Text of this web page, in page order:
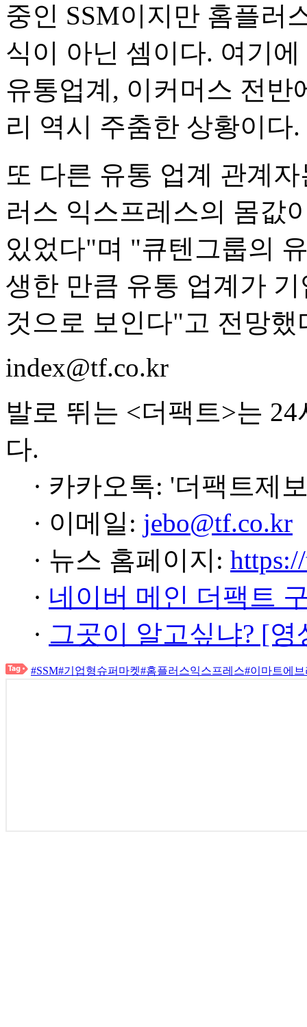
중인 SSM이지만 홈플러
식이 아닌 셈이다. 여기
유통업계, 이커머스 전반
리 역시 주춤한 상황이다.
또 다른 유통 업계 관계
러스 익스프레스의 몸값
있었다"며 "큐텐그룹의
생한 만큼 유통 업계가
것으로 보인다"고 전망했
index@tf.co.kr
발로 뛰는 <더팩트>는
다.
· 카카오톡: '더팩트제
· 이메일: jebo@tf.co.kr
· 뉴스 홈페이지:
· 네이버 메인 더팩트
· 그곳이 알고싶냐? [
#SSM#기업형슈퍼마켓#홈플러스익스프레스#이마트에